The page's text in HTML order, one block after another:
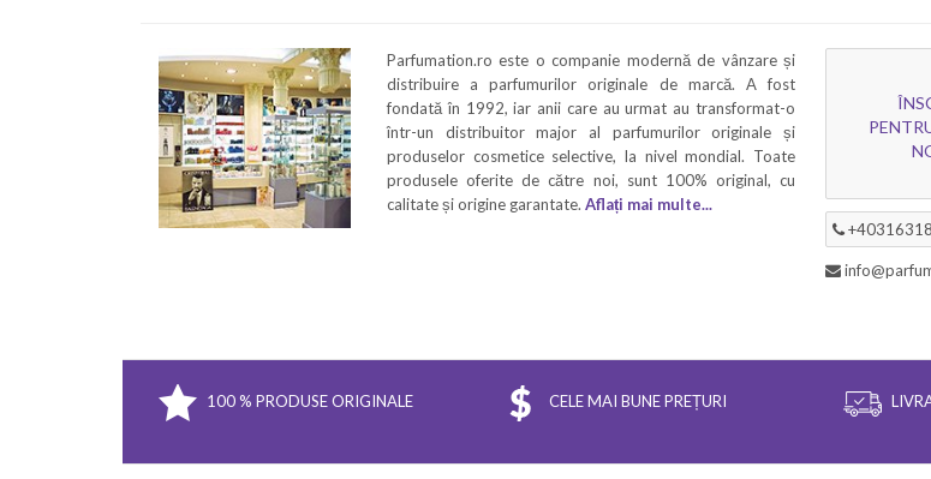
Parfumation.ro este o companie modernă de vânzare și
distribuire a parfumurilor originale de marcă. A fost
fondată în 1992, iar anii care au urmat au transformat-o
într-un distribuitor major al parfumurilor originale și
produselor cosmetice selective, la nivel mondial. Toate
produsele oferite de către noi, sunt 100% original, cu
calitate și origine garantate. Aflați mai multe...
100 % PRODUSE ORIGINALE CELE MAI BUNE PREȚURI